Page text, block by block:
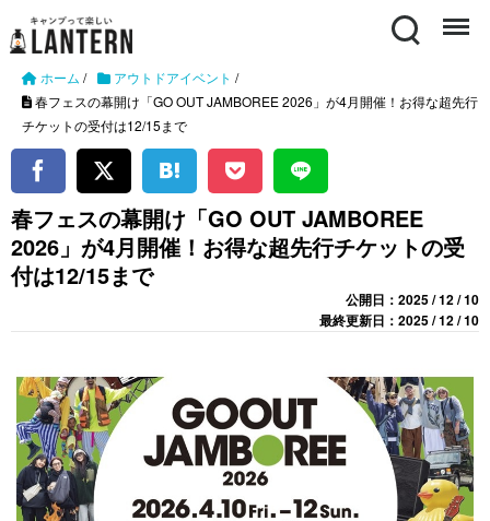
Search Menu
ホーム / アウトドアイベント /
春フェスの幕開け「GO OUT JAMBOREE 2026」が4月開催！お得な超先行
チケットの受付は12/15まで
春フェスの幕開け「GO OUT JAMBOREE
2026」が4月開催！お得な超先行チケットの受
付は12/15まで
公開日：2025 / 12 / 10
最終更新日：2025 / 12 / 10